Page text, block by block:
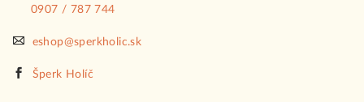
0907 / 787 744
eshop@sperkholic.sk
Šperk Holíč